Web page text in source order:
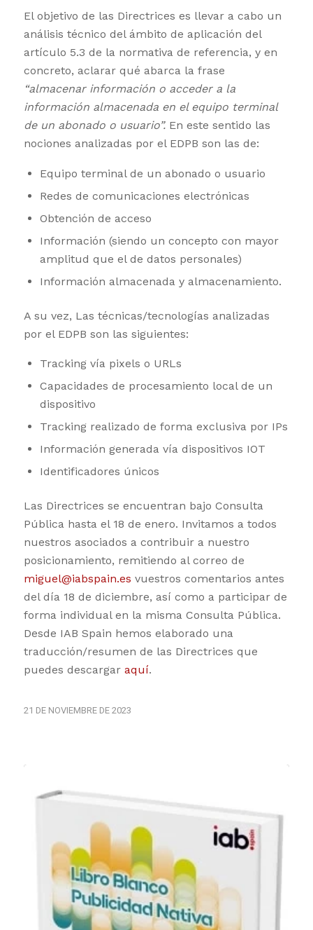
El objetivo de las Directrices es llevar a cabo un
análisis técnico del ámbito de aplicación del
artículo 5.3 de la normativa de referencia, y en
concreto, aclarar qué abarca la frase
“almacenar información o acceder a la
información almacenada en el equipo terminal
de un abonado o usuario”. En este sentido las
nociones analizadas por el EDPB son las de:
Equipo terminal de un abonado o usuario
Redes de comunicaciones electrónicas
Obtención de acceso
Información (siendo un concepto con mayor
amplitud que el de datos personales)
Información almacenada y almacenamiento.
A su vez, Las técnicas/tecnologías analizadas
por el EDPB son las siguientes:
Tracking vía pixels o URLs
Capacidades de procesamiento local de un
dispositivo
Tracking realizado de forma exclusiva por IPs
Información generada vía dispositivos IOT
Identificadores únicos
Las Directrices se encuentran bajo Consulta
Pública hasta el 18 de enero. Invitamos a todos
nuestros asociados a contribuir a nuestro
posicionamiento, remitiendo al correo de
miguel@iabspain.es vuestros comentarios antes
del día 18 de diciembre, así como a participar de
forma individual en la misma Consulta Pública.
Desde IAB Spain hemos elaborado una
traducción/resumen de las Directrices que
puedes descargar aquí.
21 DE NOVIEMBRE DE 2023